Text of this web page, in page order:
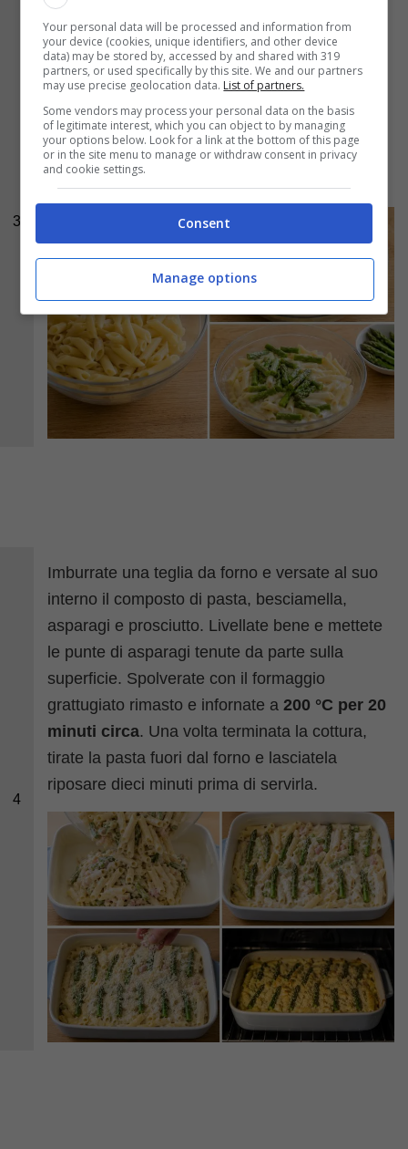
3
Scolate la pasta e versatela all’interno di una
ciotola piuttosto capiente. Aggiungete la
besciamellae gli asparagi, tenendo però da
Unite metà delformaggio grattugiato, una
spolverata dipepe neroe un pizzico dinoce
. Mescolate bene.
4
Imburrate una teglia da forno e versate al suo
interno il composto di pasta, besciamella,
asparagi e prosciutto. Livellate bene e mettete
le punte di asparagi tenute da parte sulla
superficie. Spolverate con il formaggio
grattugiato rimasto e infornate a200 °C per 20
minuti circa. Una volta terminata la cottura,
tirate la pasta fuori dal forno e lasciatela
riposare dieci minuti prima di servirla.
Your personal data will be processed and information from
your device (cookies, unique identifiers, and other device
data) may be stored by, accessed by and shared with 319
partners, or used specifically by this site. We and our partners
may use precise geolocation data. List of partners.
Some vendors may process your personal data on the basis
of legitimate interest, which you can object to by managing
your options below. Look for a link at the bottom of this page
or in the site menu to manage or withdraw consent in privacy
and cookie settings.
Consent
Manage options